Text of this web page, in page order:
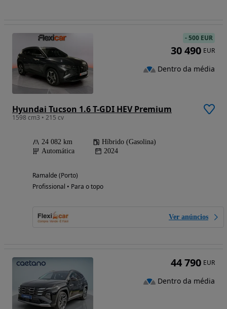
Hyundai Tucson 1.6 T-GDI HEV Premium
1598 cm3 • 215 cv
24 082 km
Híbrido (Gasolina)
Automática
2024
Ramalde (Porto)
Profissional • Para o topo
Ver anúncios
-500 EUR
30 490 EUR
Dentro da média
44 790 EUR
Dentro da média